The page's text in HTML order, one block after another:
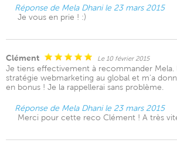
Réponse de Mela Dhani le 23 mars 2015
Je vous en prie ! :)
Clément Le 10 février 2015
Je tiens effectivement à recommander Mela.
stratégie webmarketing au global et m'a
en bonus ! Je la rappellerai sans problème.
Réponse de Mela Dhani le 23 mars 2015
Merci pour cette reco Clément ! A très